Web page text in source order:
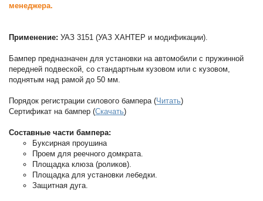
менеджера.
Применение: УАЗ 3151 (УАЗ ХАНТЕР и модификации).
Бампер предназначен для установки на автомобили с пружинной
передней подвеской, со стандартным кузовом или с кузовом,
поднятым над рамой до 50 мм.
Порядок регистрации силового бампера (Читать)
Сертификат на бампер (Скачать)
Составные части бампера:
Буксирная проушина
Проем для реечного домкрата.
Площадка клюза (роликов).
Площадка для установки лебедки.
Защитная дуга.